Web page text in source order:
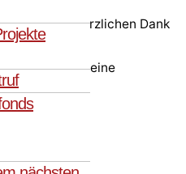
Herzlichen Dank
Maus nun keine
Zahnweh